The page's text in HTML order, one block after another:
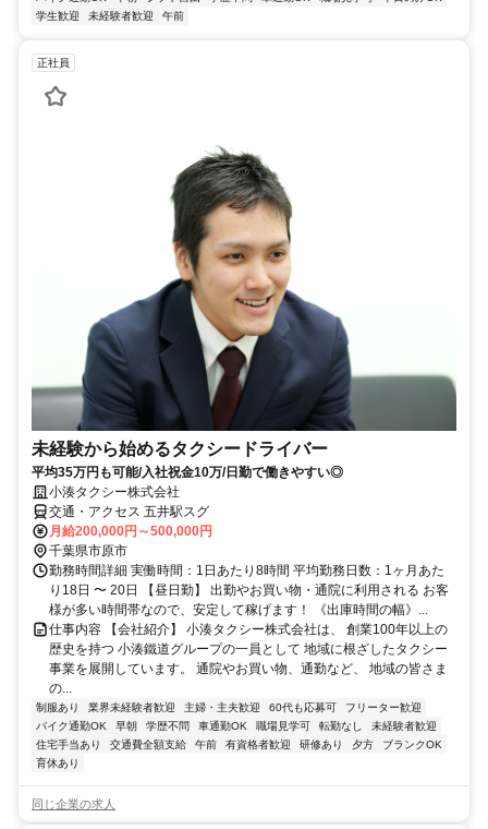
学生歓迎
未経験者歓迎 午前
正社員
未経験から始めるタクシードライバー
平均35万円も可能/入社祝金10万/日勤で働きやすい◎
小湊タクシー株式会社
交通・アクセス 五井駅スグ
月給200,000円～500,000円
千葉県市原市
勤務時間詳細 実働時間：1日あたり8時間 平均勤務日数：1ヶ月あた
り18日 〜 20日 【昼日勤】 出勤やお買い物・通院に利用される お客
様が多い時間帯なので、安定して稼げます！ 《出庫時間の幅》...
仕事内容 【会社紹介】 小湊タクシー株式会社は、 創業100年以上の
歴史を持つ 小湊鐵道グループの一員として 地域に根ざしたタクシー
事業を展開しています。 通院やお買い物、通勤など、 地域の皆さま
の...
制服あり 業界未経験者歓迎 主婦・主夫歓迎 60代も応募可
フリーター歓迎
バイク通勤OK
早朝 学歴不問 車通勤OK 職場見学可 転勤なし
未経験者歓迎
住宅手当あり
交通費全額支給 午前 有資格者歓迎 研修あり 夕方
ブランクOK
育休あり
同じ企業の求人